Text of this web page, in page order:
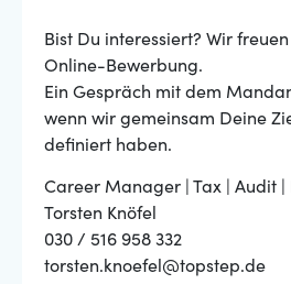
Bist Du interessiert? Wir
Online-Bewerbung.
Ein Gespräch mit dem
wenn wir gemeinsam Deine
definiert haben.
Career Manager | Tax | Audit |
Torsten Knöfel
030 / 516 958 332
torsten.knoefel@topstep.de